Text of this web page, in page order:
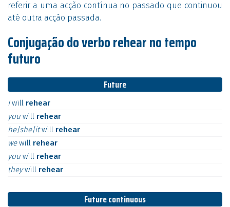
referir a uma acção contínua no passado que continuou
até outra acção passada.
Conjugação do verbo rehear no tempo
futuro
Future
Iwill rehear
you will rehear
he|she|itwill rehear
wewill rehear
you will rehear
theywill rehear
Future continuous